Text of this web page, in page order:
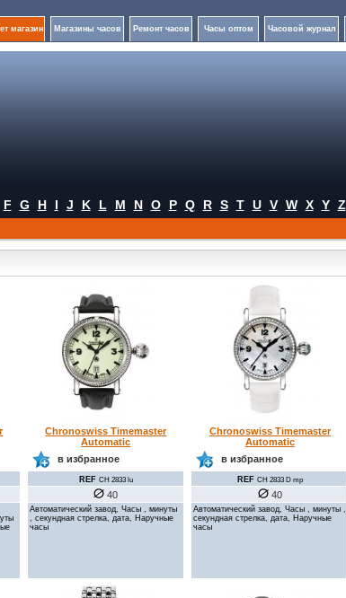
магазин Магазины часов Ремонт часов Часы оптом Часовой журнал
F G H I J K L M N O P Q R S T U V W X Y Z
Chronoswiss Timemaster
Automatic
в избранное
REF CH 2833 lu
40
Автоматический завод, Часы , минуты
, секундная стрелка, дата, Наручные
часы
Chronoswiss Timemaster
Automatic
в избранное
REF CH 2833 D mp
40
Автоматический завод, Часы , минуты ,
секундная стрелка, дата, Наручные
часы